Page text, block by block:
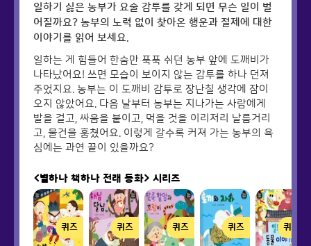
일하기 싫은 농부가 요술 감투를 갖게 되면 무슨 일이 벌
어질까요? 농부의 노력 없이 찾아온 행운과 절제에 대한
이야기를 읽어 보세요.
일하는 게 힘들어 한숨만 푹푹 쉬던 농부 앞에 도깨비가
나타났어요! 쓰면 모습이 보이지 않는 감투를 하나 던져
주었지요. 농부는 이 도깨비 감투로 장난칠 생각에 잠이
오지 않았어요. 다음 날부터 농부는 지나가는 사람에게
발을 걸고, 싸움을 붙이고, 먹을 것을 이리저리 날름거리
고, 물건을 훔쳤어요. 이렇게 갈수록 커져 가는 농부의 욕
심에는 과연 끝이 있을까요?
<별하나 책하나 전래 동화> 시리즈
퀴즈 퀴즈 퀴즈 퀴즈 퀴즈